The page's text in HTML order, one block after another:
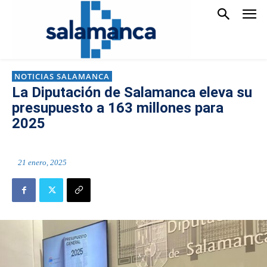
NOTICIAS SALAMANCA
La Diputación de Salamanca eleva su
presupuesto a 163 millones para
2025
21 enero, 2025